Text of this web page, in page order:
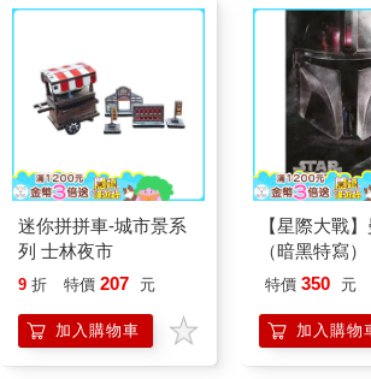
迷你拼拼車-城市景系
列 士林夜市
9 折 特價 207 元
加入購物車
【星際大戰
（暗黑特寫
特價 350 元
加入購物